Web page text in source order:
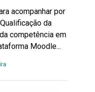
acompanhar por
da
competência em
Moodle...
Leia